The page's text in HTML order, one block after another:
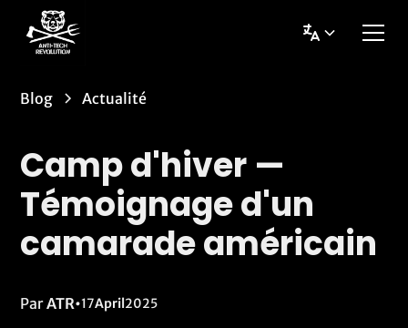
Blog Actualité
Camp d'hiver —
Témoignage d'un
camarade américain
Par ATR•17April2025